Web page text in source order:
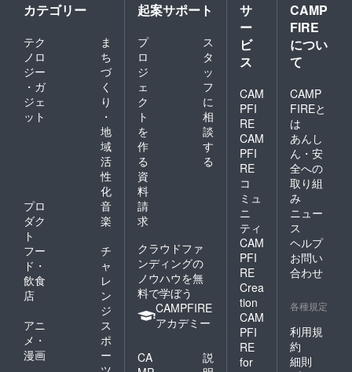
カテゴリー
テク
ノロ
ジー
・ガ
ジェ
ット
ま
ち
づ
く
り
・
地
域
活
性
化
プロ
ダク
ト
音
楽
フー
ド・
飲食
店
チ
ャ
レ
ン
ジ
アニ
メ・
漫画
ス
ポ
ー
起案サポート
プ
ロ
ジ
ェ
ク
ト
を
作
る
ス
タ
ッ
フ
に
相
談
す
る
資
料
請
求
クラウドファ
ンディングの
ノウハウを無
料で学ぼう
CAMPFIRE
アカデミー
CA
説
サ
ー
ビ
ス
CAM
PFI
RE
CAM
PFI
RE
コ
ミュ
ニ
ティ
CAM
PFI
RE
Crea
tion
CAM
PFI
RE
for
CAMP
FIRE
につい
て
CAMP
FIREと
は
あんし
ん・安
全への
取り組
み
ニュー
ス
ヘルプ
お問い
合わせ
各種規定
利用規
約
細則